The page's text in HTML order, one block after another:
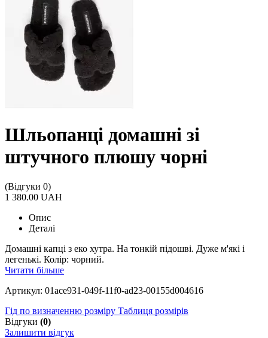
Шльопанці домашні зі
штучного плюшу чорні
(Відгуки 0)
1 380.00 UAH
Опис
Деталі
Домашні капці з еко хутра. На тонкій підошві. Дуже м'які і
легенькі. Колір: чорний.
Читати більше
Артикул: 01ace931-049f-11f0-ad23-00155d004616
Гід по визначенню розміру Таблиця розмірів
Відгуки (0)
Залишити відгук